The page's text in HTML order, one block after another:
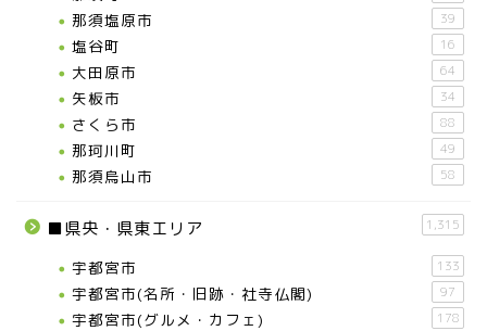
那須塩原市 39
塩谷町 16
大田原市 64
矢板市 34
さくら市 88
那珂川町 49
那須烏山市 58
■県央・県東エリア 1,315
宇都宮市 133
宇都宮市(名所・旧跡・社寺仏閣) 97
宇都宮市(グルメ・カフェ) 178